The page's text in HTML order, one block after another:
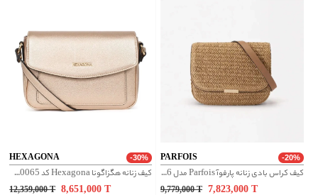
HEXAGONA -30%
کیف زنانه هگزاگونا Hexagona کد 5620065
12,359,000 T 8,651,000
PARFOIS -20%
کیف کراس بادی زنانه پارفوآ Parfois مدل 221776
9,779,000 T 7,823,000